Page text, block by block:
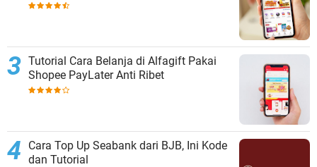
Tutorial Cara Belanja di Alfagift Pakai
Shopee PayLater Anti Ribet
Cara Top Up Seabank dari BJB, Ini Kode
dan Tutorial